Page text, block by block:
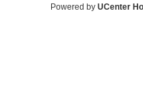
Powered by UCenter